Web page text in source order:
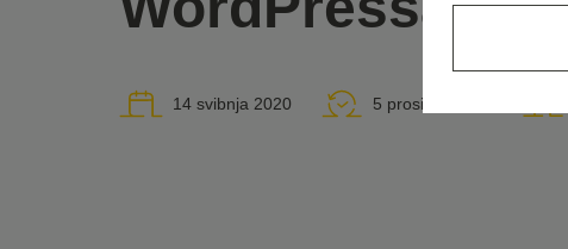
14 svibnja 2020 5 prosinca 2023